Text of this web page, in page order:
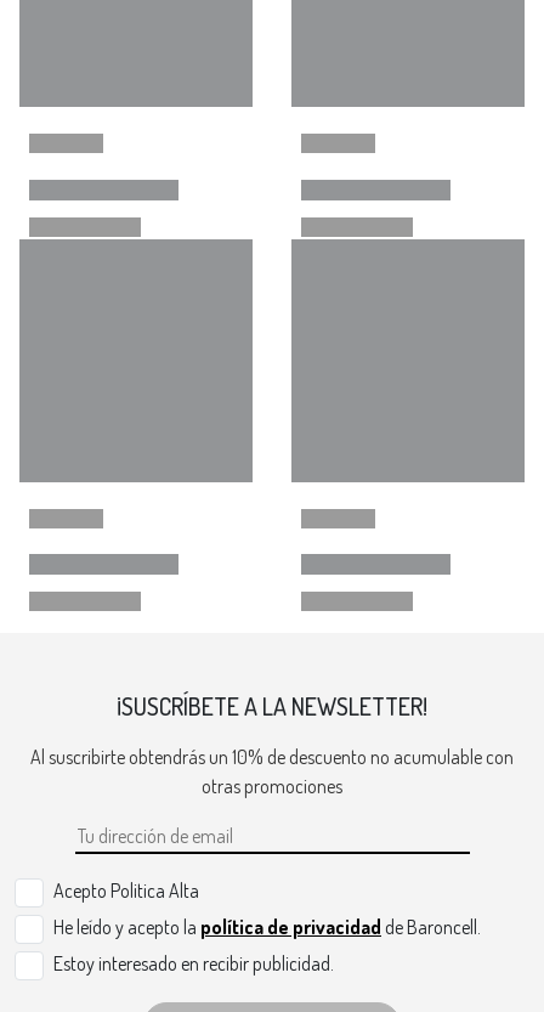
¡SUSCRÍBETE A LA NEWSLETTER!
Al suscribirte obtendrás un 10% de descuento no acumulable con
otras promociones
Acepto Politica Alta
He leído y acepto la política de privacidad de Baroncell.
Estoy interesado en recibir publicidad.